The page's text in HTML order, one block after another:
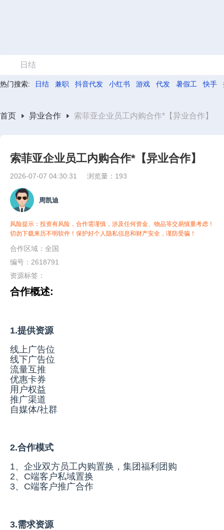
日结
热门搜索: 日结 兼职 抖音代发 小红书 游戏 代发 暑假工 快手
首页 异业合作 索菲亚企业员工内购合作*【异业合作】
索菲亚企业员工内购合作*【异业合作】
2026-07-07 04:30:31 浏览量：193
周凯迪
风险提示：投资有风险，合作需谨慎，涉及任何资金、物品等交易慎重考虑！
切勿下载来历不明软件！保护好个人隐私信息和财产安全，谨防受骗！
合作区域：全国
编号：2618791
资源标签：
合作概述:
1.提供资源
线上广告位
线下广告位
流量互推
优惠卡券
用户权益
推广渠道
自媒体/社群
2.合作模式
1、企业双方员工内购置换，集团福利团购
2、C端客户私域置换
3、C端客户推广合作
3.需求资源